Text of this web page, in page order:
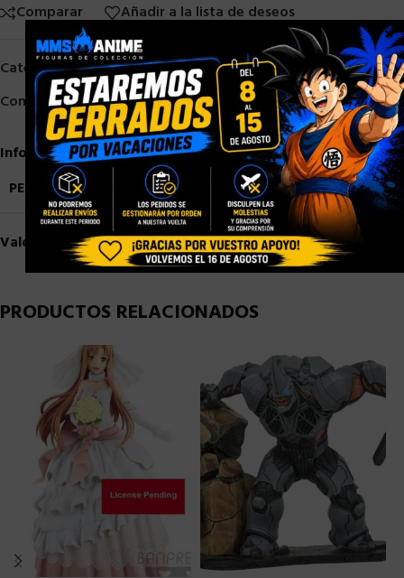
Comparar
Añadir a la lista de deseos
Categorías:Diamond Select,Otros
Compartir:
Información adicional
PESO
1,5 kg
Valoraciones (0)
PRODUCTOS RELACIONADOS
×